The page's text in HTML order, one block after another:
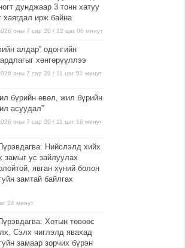
дунджаар 3 тонн хатуу
хаягдал ирж байна
оны 7 сар 20 / 12 цаг 06 минут
алдар” одонгийн
хөнгөрүүллээ
оны 7 сар 20 / 11 цаг 51 минут
бүрийн өвөл, жил бүрийн
асуудал”
оны 7 сар 20 / 11 цаг 16 минут
Нийслэлд хийх
замыг ус зайлуулах
явган хүний болон
замтай байлгах
24 минут
Хотын төвөөс
Сэлх чиглэлд явахад
замаар зорчих бүрэн